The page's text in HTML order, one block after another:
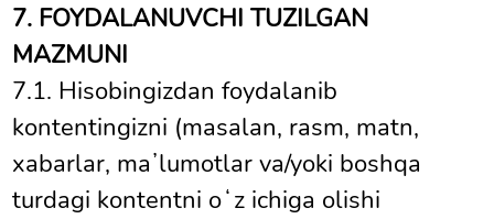
7. FOYDALANUVCHI TUZILGAN
MAZMUNI
7.1. Hisobingizdan foydalanib
kontentingizni (masalan, rasm, matn,
xabarlar, maʼlumotlar va/yoki boshqa
turdagi kontentni oʻz ichiga olishi